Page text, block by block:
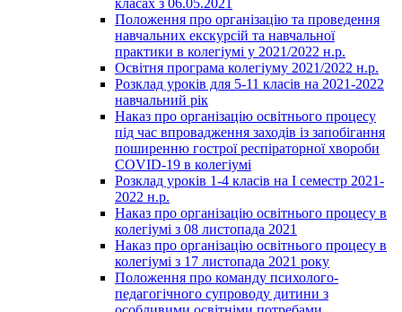
класах з 06.05.2021
Положення про організацію та проведення
навчальних екскурсій та навчальної
практики в колегіумі у 2021/2022 н.р.
Освітня програма колегіуму 2021/2022 н.р.
Розклад уроків для 5-11 класів на 2021-2022
навчальний рік
Наказ про організацію освітнього процесу
під час впровадження заходів із запобігання
поширенню гострої респіраторної хвороби
COVID-19 в колегіумі
Розклад уроків 1-4 класів на І семестр 2021-
2022 н.р.
Наказ про організацію освітнього процесу в
колегіумі з 08 листопада 2021
Наказ про організацію освітнього процесу в
колегіумі з 17 листопада 2021 року
Положення про команду психолого-
педагогічного супроводу дитини з